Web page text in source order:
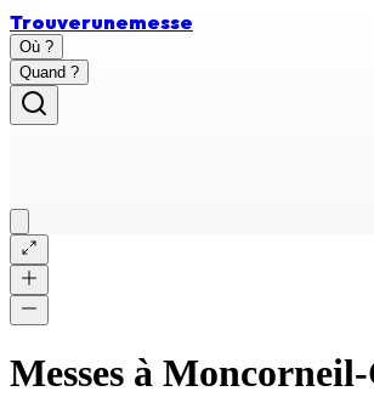
Trouverunemesse
Où ?
Quand ?
Messes à